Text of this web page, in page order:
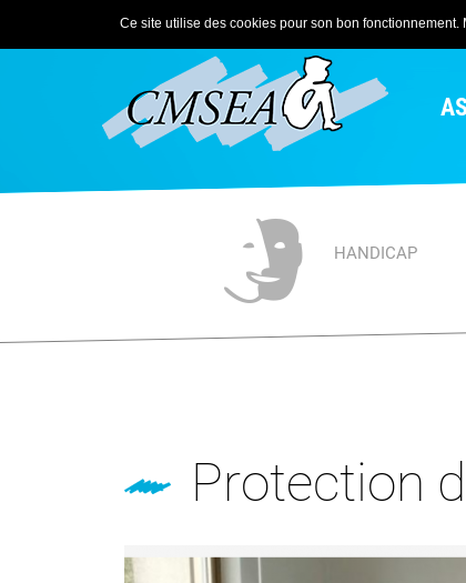
HANDICAP
Protection
Ce site utilise des cookies pour son bon